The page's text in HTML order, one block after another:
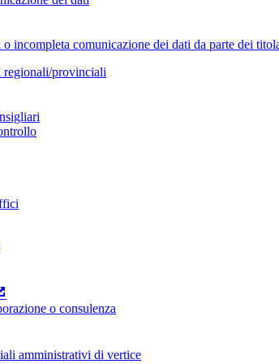
o incompleta comunicazione dei dati da parte dei
provinciali
o consulenza
amministrativi di vertice